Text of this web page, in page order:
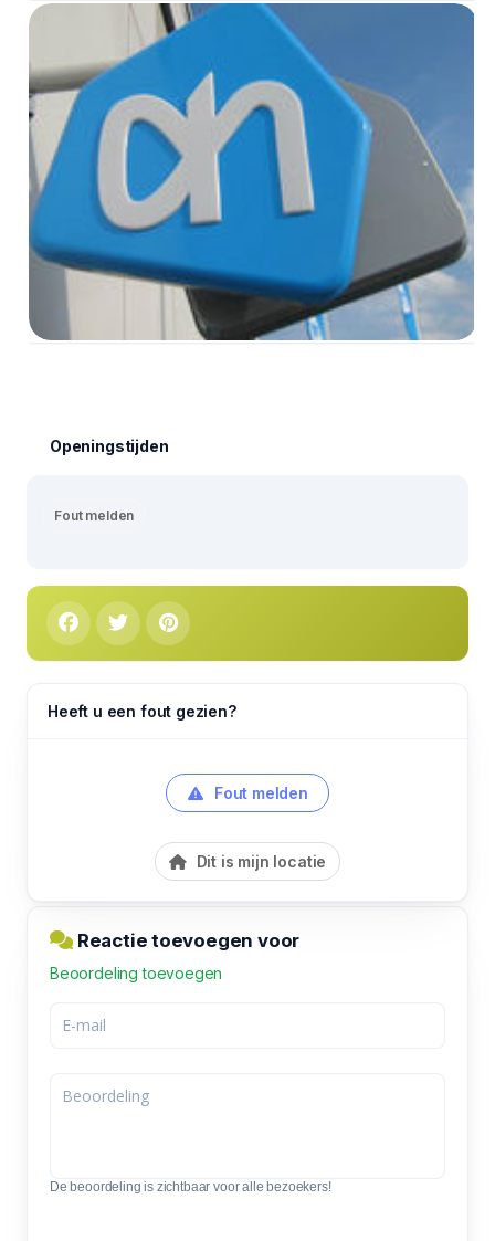
Openingstijden
Fout melden
Heeft u een fout gezien?
Fout melden
Dit is mijn locatie
Reactie toevoegen voor
Beoordeling toevoegen
De beoordeling is zichtbaar voor alle bezoekers!